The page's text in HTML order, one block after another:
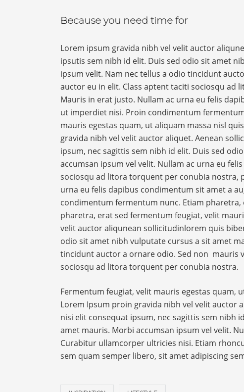
Because you need time for
Lorem ipsum gravida nibh vel velit auctor
ipsutis sem nibh id elit. Duis sed odio sit amet
ipsum velit. Nam nec tellus a odio tincidunt
auctor eu in elit. Class aptent taciti sociosqu
Mauris in erat justo. Nullam ac urna eu felis
ut imperdiet nisi. Proin condimentum
mauris egestas quam, ut aliquam massa nisl
gravida nibh vel velit auctor aliquet. Aenean
ipsum, nec sagittis sem nibh id elit. Duis sed
accumsan ipsum vel velit. Nullam ac urna eu
sociosqu ad litora torquent per conubia nostra,
urna eu felis dapibus condimentum sit amet a
condimentum fermentum nunc. Etiam
pharetra, erat sed fermentum feugiat, velit
velit auctor aliqunean sollicitudinlorem quis
odio sit amet nibh vulputate cursus a sit amet
tincidunt auctor a ornare odio. Sed non mauris
sociosqu ad litora torquent per conubia nostra.
Fermentum feugiat, velit mauris egestas quam,
Lorem Ipsum proin gravida nibh vel velit auctor
nisi elit consequat ipsum, nec sagittis sem nibh
amet mauris. Morbi accumsan ipsum vel velit.
Curabitur ullamcorper ultricies nisi. Etiam
sem quam semper libero, sit amet adipiscing